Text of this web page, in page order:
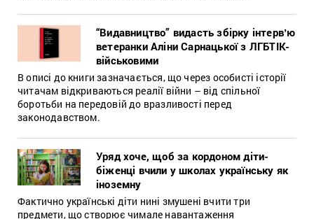
“Видавництво” видасть збірку інтервʼю
ветеранки Аліни Сарнацької з ЛГБТІК-
військовими
В описі до книги зазначається, що через особисті історії
читачам відкриваються реалії війни – від спільної
боротьби на передовій до вразливості перед
законодавством.
Уряд хоче, щоб за кордоном діти-
біженці вчили у школах українську як
іноземну
Фактично українські діти нині змушені вчити три
предмети, що створює чимале навантаження